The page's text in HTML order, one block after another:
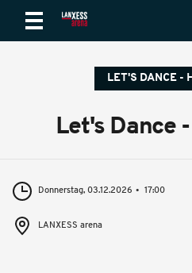
LET'S DANCE -
Let's Dance
Donnerstag, 03.12.2026 17:00
LANXESS arena